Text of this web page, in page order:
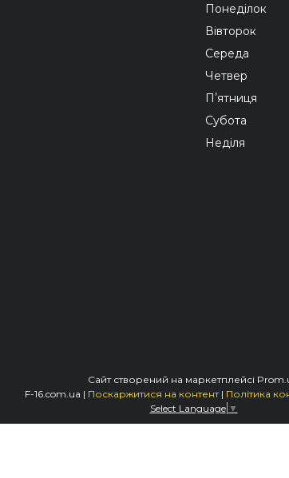
Понеділок
Вівторок
Середа
Четвер
Пʼятниця
Субота
Неділя
Сайт створений на маркетплейсі
F-16.com.ua | Поскаржитися на контент | Політика
Select Language ▼